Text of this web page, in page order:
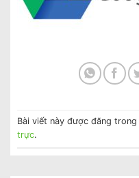
Bài viết này được đăng trong
trực.